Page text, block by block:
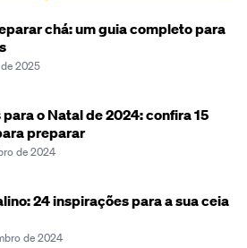
chá: um guia completo para
2025
o Natal de 2024: confira 15
preparar
de 2024
24 inspirações para a sua ceia
de 2024